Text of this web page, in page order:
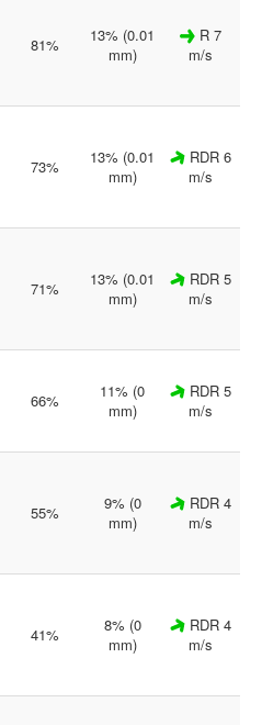
81%
13% (0.01
mm)
R 7
m/s
73%
13% (0.01
mm)
RDR 6
m/s
71%
13% (0.01
mm)
RDR 5
m/s
66%
11% (0
mm)
RDR 5
m/s
55%
9% (0
mm)
RDR 4
m/s
41%
8% (0
mm)
RDR 4
m/s